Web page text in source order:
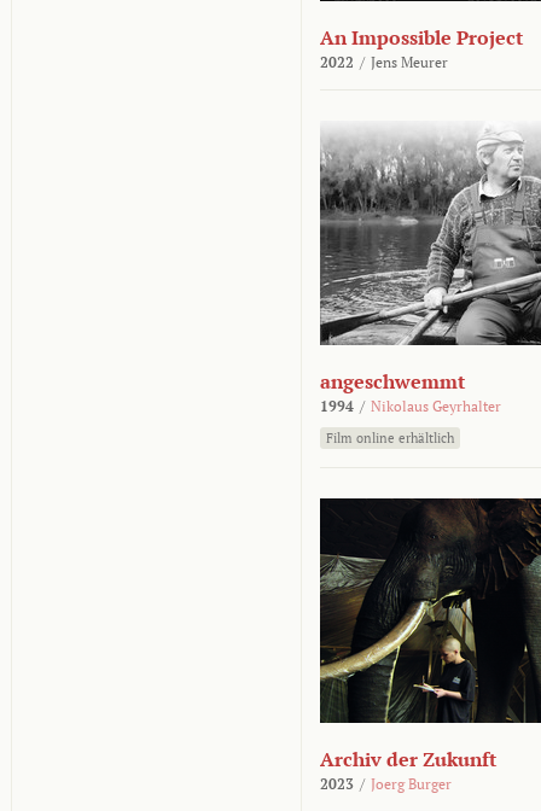
An Impossible Project
2022 / Jens Meurer
angeschwemmt
1994 / Nikolaus Geyrhalter
Film online erhältlich
Archiv der Zukunft
2023 / Joerg Burger